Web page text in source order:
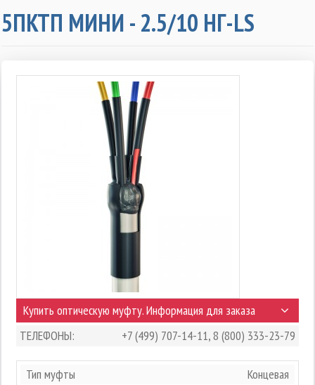
5ПКТП МИНИ - 2.5/10 НГ-LS
Купить оптическую муфту. Информация для заказа
ТЕЛЕФОНЫ:
+7 (499) 707-14-11,8 (800) 333-23-79
Тип муфты
Концевая